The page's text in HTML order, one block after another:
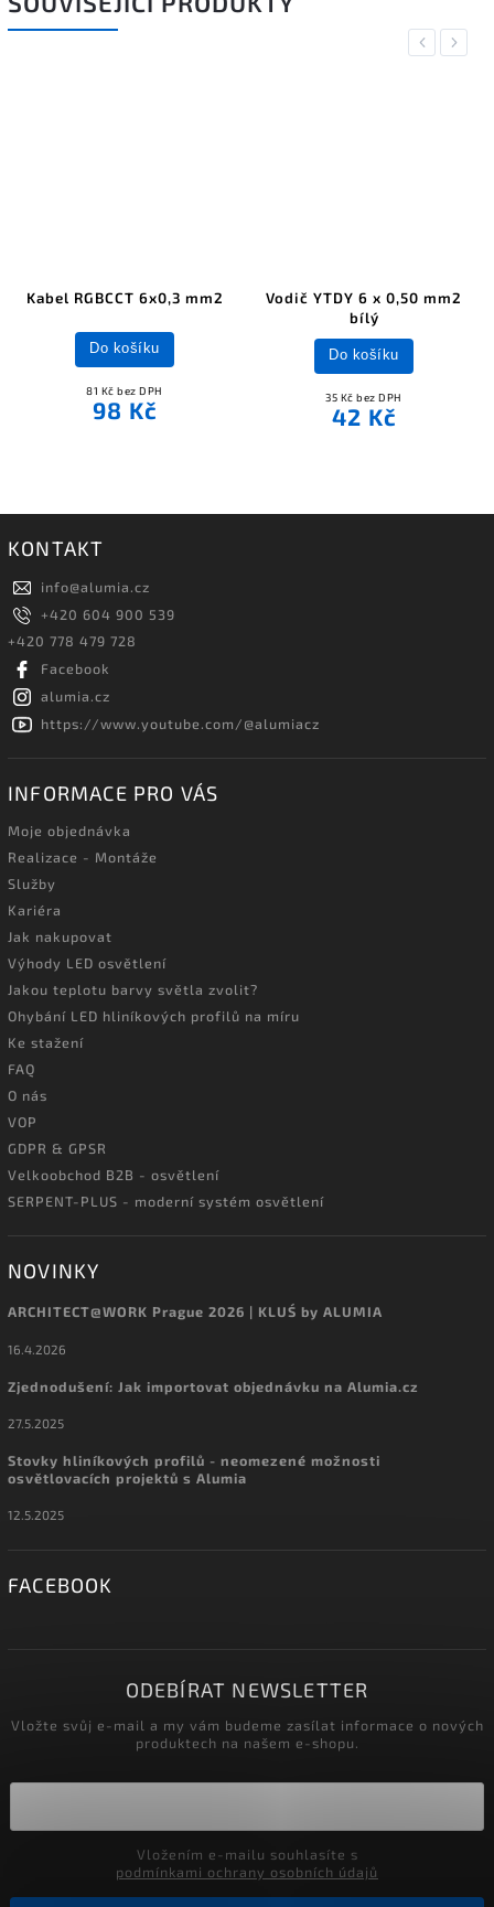
Previous
Kabel RGBCCT 6x0,3 mm2
81 Kč bez DPH
98 Kč
Do košíku
Vodič YTDY 6 x 0,50 mm2
bílý
35 Kč bez DPH
42 Kč
Do košíku
Next
KONTAKT
info@alumia.cz
+420 604 900 539
+420 778 479 728
Facebook
alumia.cz
https://www.youtube.com/@alumiacz
INFORMACE PRO VÁS
Moje objednávka
Realizace - Montáže
Služby
Kariéra
Jak nakupovat
Výhody LED osvětlení
Jakou teplotu barvy světla zvolit?
Ohybání LED hliníkových profilů na míru
Ke stažení
FAQ
O nás
VOP
GDPR & GPSR
Velkoobchod B2B - osvětlení
SERPENT-PLUS - moderní systém osvětlení
NOVINKY
ARCHITECT@WORK Prague 2026 | KLUŚ by ALUMIA
16.4.2026
Zjednodušení: Jak importovat objednávku na Alumia.cz
27.5.2025
Stovky hliníkových profilů - neomezené možnosti
osvětlovacích projektů s Alumia
12.5.2025
FACEBOOK
ODEBÍRAT NEWSLETTER
Vložte svůj e-mail a my vám budeme zasílat informace o nových
produktech na našem e-shopu.
podmínkami ochrany osobních údajů